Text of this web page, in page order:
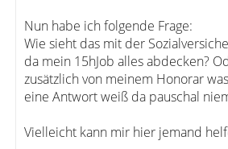
Nun habe ich folgende Frage:
Wie sieht das mit der
da mein 15hJob alles abdecken?
zusätzlich von meinem Honorar
eine Antwort weiß da pauschal
Vielleicht kann mir hier jemand